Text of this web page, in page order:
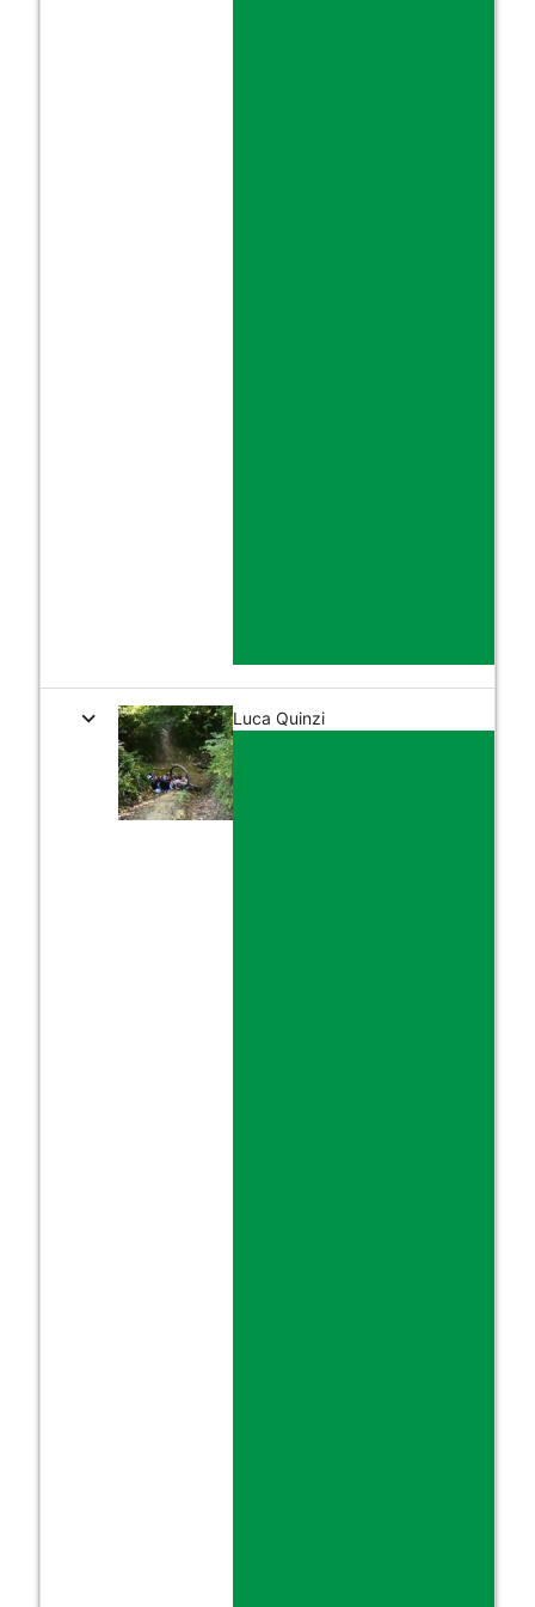
expand_more Luca Quinzi